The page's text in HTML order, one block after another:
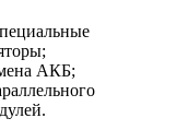
АКБ;